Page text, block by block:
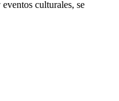
culturales, se